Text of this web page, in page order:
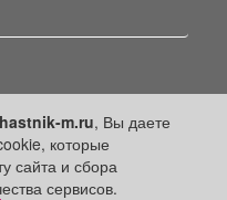
m.ru, Вы даете
которые
сайта и сбора
сервисов.
правах рекламы»,
за достоверность